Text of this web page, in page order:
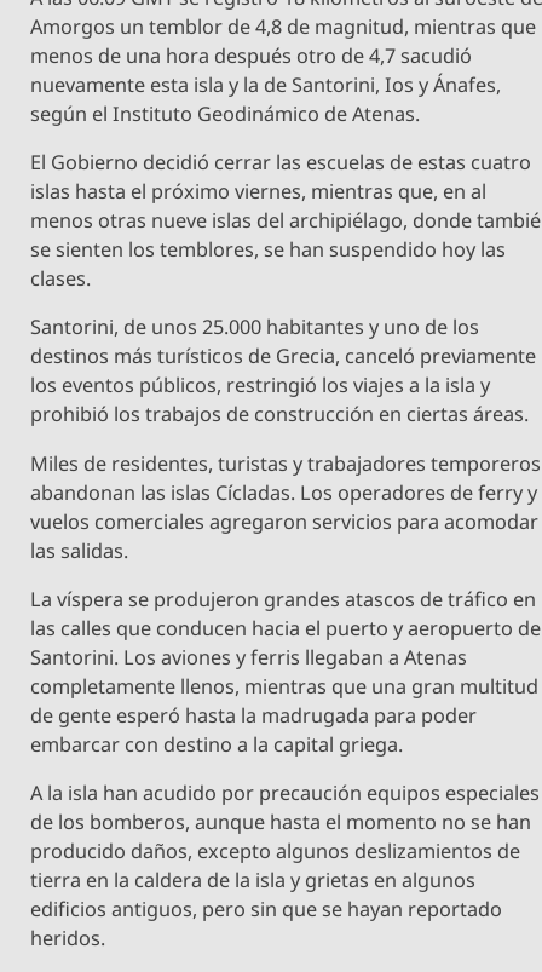
Amorgos un temblor de 4,8 de magnitud, mientras que
menos de una hora después otro de 4,7 sacudió
nuevamente esta isla y la de Santorini, Ios y Ánafes,
según el Instituto Geodinámico de Atenas.
El Gobierno decidió cerrar las escuelas de estas cuatro
islas hasta el próximo viernes, mientras que, en al
menos otras nueve islas del archipiélago, donde
se sienten los temblores, se han suspendido hoy las
clases.
Santorini, de unos 25.000 habitantes y uno de los
destinos más turísticos de Grecia, canceló previamente
los eventos públicos, restringió los viajes a la isla y
prohibió los trabajos de construcción en ciertas áreas.
Miles de residentes, turistas y trabajadores temporeros
abandonan las islas Cícladas. Los operadores de ferry y
vuelos comerciales agregaron servicios para acomodar
las salidas.
La víspera se produjeron grandes atascos de tráfico en
las calles que conducen hacia el puerto y aeropuerto de
Santorini. Los aviones y ferris llegaban a Atenas
completamente llenos, mientras que una gran multitud
de gente esperó hasta la madrugada para poder
embarcar con destino a la capital griega.
A la isla han acudido por precaución equipos especiales
de los bomberos, aunque hasta el momento no se han
producido daños, excepto algunos deslizamientos de
tierra en la caldera de la isla y grietas en algunos
edificios antiguos, pero sin que se hayan reportado
heridos.